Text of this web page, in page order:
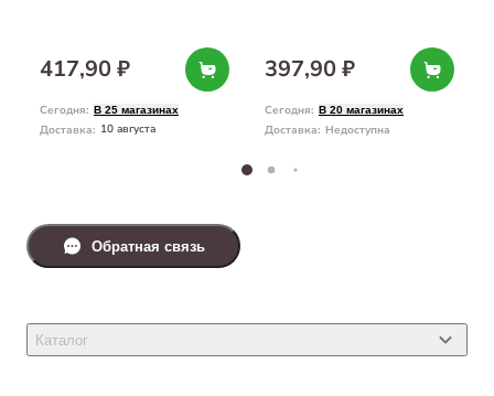
417,90 ₽
Сегодня: В 25 магазинах
Доставка: 10 августа
397,90 ₽
Сегодня: В 20 магазинах
Доставка: Недоступна
Каталог
Обратная связь